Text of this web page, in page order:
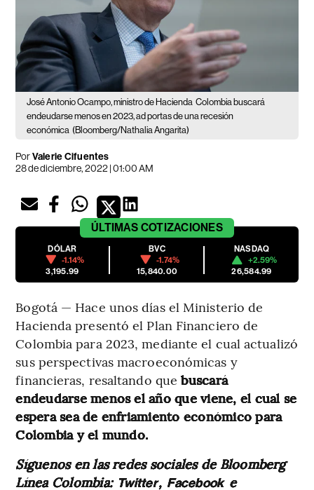
José Antonio Ocampo, ministro de Hacienda Colombia buscará
endeudarse menos en 2023, ad portas de una recesión
económica (Bloomberg/Nathalia Angarita)
PorValerie Cifuentes
28 de diciembre, 2022 | 01:00 AM
ÚLTIMAS COTIZACIONES
DÓLAR
-1.14%
3,195.99
BVC
-1.74%
15,840.00
NASDAQ
+2.59%
26,584.99
Bogotá — Hace unos días el Ministerio de
Hacienda presentó el Plan Financiero de
Colombia para 2023, mediante el cual actualizó
sus perspectivas macroeconómicas y
financieras, resaltando que buscará
endeudarse menos el año que viene, el cual se
espera sea de enfriamiento económico para
Colombia y el mundo.
Síguenos en las redes sociales de Bloomberg
Línea Colombia: Twitter, Facebook e